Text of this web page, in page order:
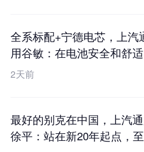
全系标配+宁德电芯，上汽
用谷敏：在电池安全和舒
我们不搞区别
2天前
最好的别克在中国，上汽
徐平：站在新20年起点，